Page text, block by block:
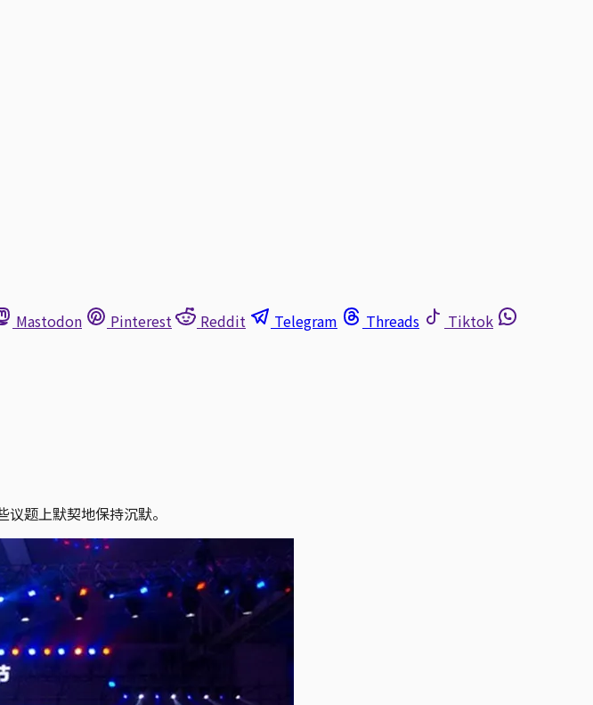
Mastodon Pinterest Reddit Telegram Threads
Tiktok
题上默契地保持沉默。